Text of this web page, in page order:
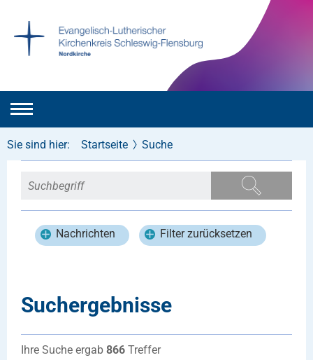
Sie sind hier: Startseite Suche
Nachrichten Filter zurücksetzen
Suchergebnisse
Ihre Suche ergab 866 Treffer